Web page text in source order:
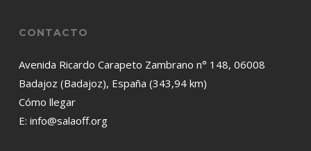
CONTACTO
Avenida Ricardo Carapeto Zambrano n° 148, 06008
Badajoz (Badajoz), España (343,94 km)
Cómo llegar
E: info@salaoff.org